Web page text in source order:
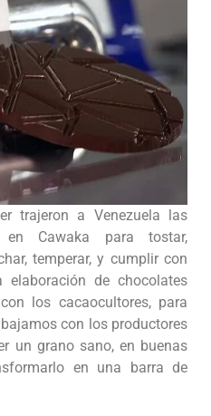
trajeron a Venezuela las
Cawaka para tostar,
temperar, y cumplir con
de chocolates
los cacaocultores, para
con los productores
un grano sano, en buenas
en una barra de